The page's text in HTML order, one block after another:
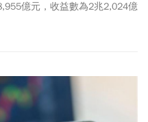
億元，收益數為2兆2,024億
新制勞退基金規模為5兆7963
25.17%，國保基金規模9,043
303億元，收益率36.96%。
年3月都會分配前1年績效收